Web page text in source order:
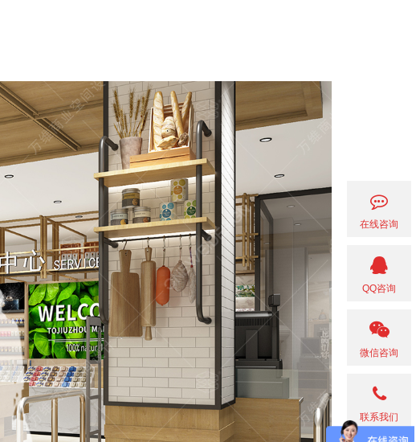
在线咨询
QQ咨询
微信咨询
联系我们